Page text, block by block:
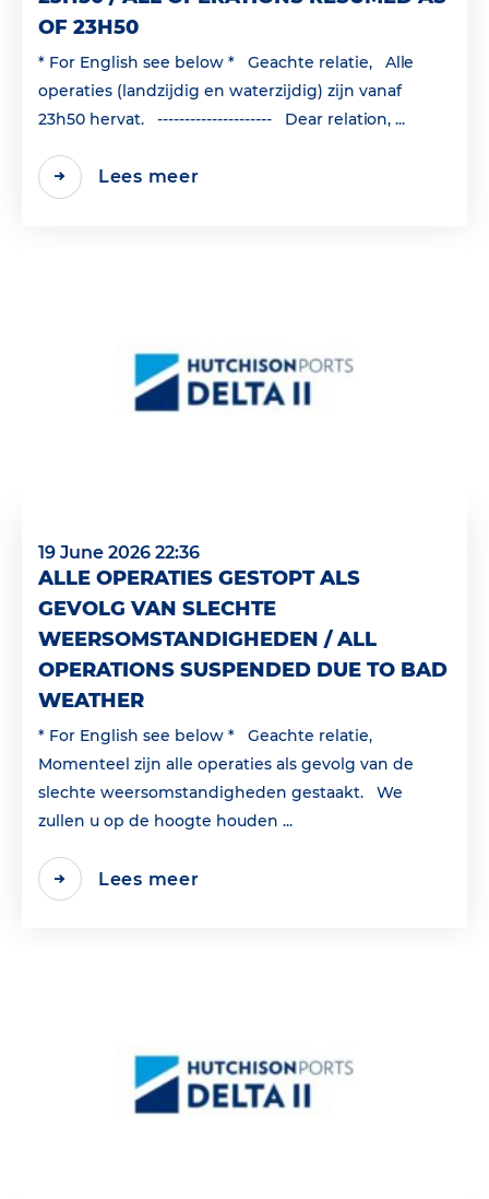
OF 23H50
* For English see below * Geachte relatie, Alle
operaties (landzijdig en waterzijdig) zijn vanaf
23h50 hervat. --------------------- Dear relation, ...
Lees meer
19 June 2026 22:36
ALLE OPERATIES GESTOPT ALS
GEVOLG VAN SLECHTE
WEERSOMSTANDIGHEDEN / ALL
OPERATIONS SUSPENDED DUE TO BAD
WEATHER
* For English see below * Geachte relatie,
Momenteel zijn alle operaties als gevolg van de
slechte weersomstandigheden gestaakt. We
zullen u op de hoogte houden ...
Lees meer